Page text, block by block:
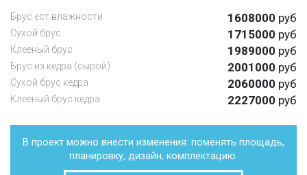
Брус ест.влажности 1608000 руб
Cухой брус 1715000 руб
Клееный брус 1989000 руб
Брус из кедра (сырой) 2001000 руб
Сухой брус кедра 2060000 руб
Клееный брус кедра 2227000 руб
В проект можно внести изменения: поменять площадь,
планировку, дизайн, комплектацию.